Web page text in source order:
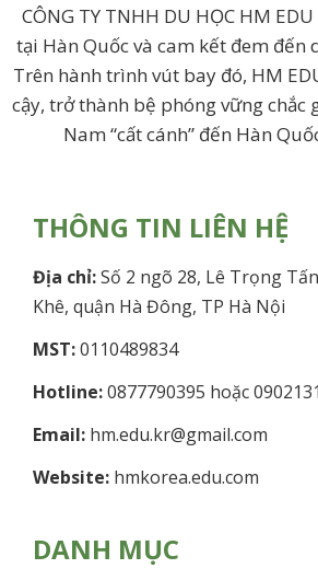
CÔNG TY TNHH DU HỌC HM
tại Hàn Quốc và cam kết đem đến
Trên hành trình vút bay đó, HM
cậy, trở thành bệ phóng vững chắc
Nam “cất cánh” đến Hàn
THÔNG TIN LIÊN HỆ
Địa chỉ:Số 2 ngõ 28, Lê Trọng
Khê, quận Hà Đông, TP Hà Nội
MST:0110489834
Hotline:0877790395 hoặc
Email: hm.edu.kr@gmail.com
Website: hmkorea.edu.com
DANH MỤC